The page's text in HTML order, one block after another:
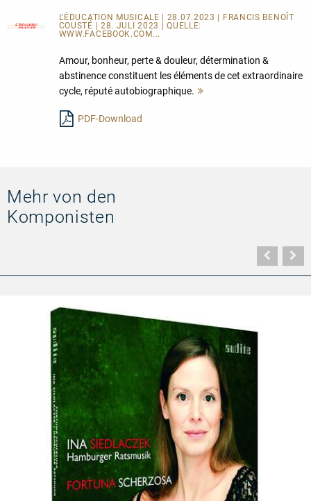
L'ÉDUCATION MUSICALE | 28.07.2023 | FRANCIS BENOÎT
COUSTÉ | 28. JULI 2023 | QUELLE:
WWW.FACEBOOK.COM...
Amour, bonheur, perte & douleur, détermination &
abstinence constituent les éléments de cet extraordinaire
cycle, réputé autobiographique.
PDF-Download
Mehr von den
Komponisten
Seite